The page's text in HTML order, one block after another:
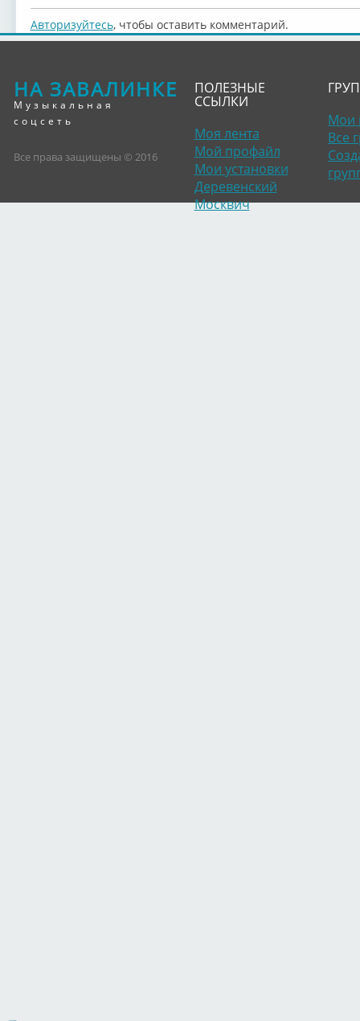
Авторизуйтесь, чтобы оставить комментарий.
НА ЗАВАЛИНКЕ
Музыкальная
соцсеть
Все права защищены © 2016
ПОЛЕЗНЫЕ
ССЫЛКИ
Моя лента
Мой профайл
Мои установки
Деревенский
Москвич
Мои
Все